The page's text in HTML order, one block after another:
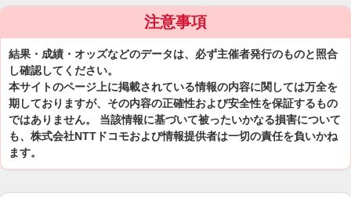
注意事項
結果・成績・オッズなどのデータは、必ず主催者発行のものと照合
し確認してください。
本サイトのページ上に掲載されている情報の内容に関しては万全を
期しておりますが、その内容の正確性および安全性を保証するもの
ではありません。 当該情報に基づいて被ったいかなる損害について
も、株式会社NTTドコモおよび情報提供者は一切の責任を負いかね
ます。